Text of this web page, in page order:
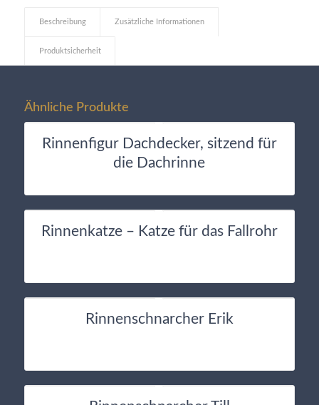
Beschreibung Zusätzliche Informationen
Produktsicherheit
Ähnliche Produkte
Rinnenfigur Dachdecker, sitzend für
die Dachrinne
Rinnenkatze – Katze für das Fallrohr
Rinnenschnarcher Erik